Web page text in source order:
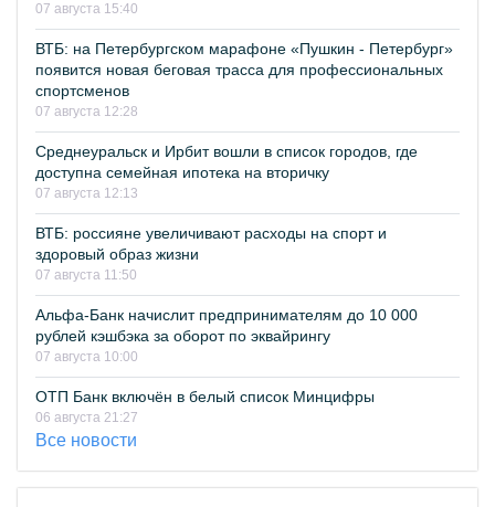
07 августа 15:40
ВТБ: на Петербургском марафоне «Пушкин - Петербург»
появится новая беговая трасса для профессиональных
спортсменов
07 августа 12:28
Среднеуральск и Ирбит вошли в список городов, где
доступна семейная ипотека на вторичку
07 августа 12:13
ВТБ: россияне увеличивают расходы на спорт и
здоровый образ жизни
07 августа 11:50
Альфа-Банк начислит предпринимателям до 10 000
рублей кэшбэка за оборот по эквайрингу
07 августа 10:00
ОТП Банк включён в белый список Минцифры
06 августа 21:27
Все новости